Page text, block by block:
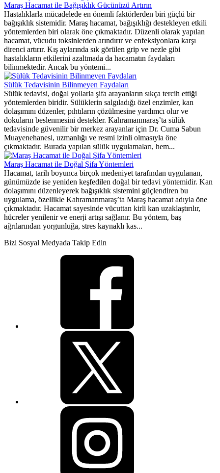
Maraş Hacamat ile Bağışıklık Gücünüzü Artırın
Hastalıklarla mücadelede en önemli faktörlerden biri güçlü bir
bağışıklık sistemidir. Maraş hacamat, bağışıklığı destekleyen etkili
yöntemlerden biri olarak öne çıkmaktadır. Düzenli olarak yapılan
hacamat, vücudu toksinlerden arındırır ve enfeksiyonlara karşı
direnci artırır. Kış aylarında sık görülen grip ve nezle gibi
hastalıkların etkilerini azaltmada da hacamatın faydaları
bilinmektedir. Ancak bu yöntemi...
Sülük Tedavisinin Bilinmeyen Faydaları
Sülük tedavisi, doğal yollarla şifa arayanların sıkça tercih ettiği
yöntemlerden biridir. Sülüklerin salgıladığı özel enzimler, kan
dolaşımını düzenler, pıhtıların çözülmesine yardımcı olur ve
dokuların beslenmesini destekler. Kahramanmaraş’ta sülük
tedavisinde güvenilir bir merkez arayanlar için Dr. Cuma Sabun
Muayenehanesi, uzmanlığı ve resmi izinli olmasıyla öne
çıkmaktadır. Burada yapılan sülük uygulamaları, hem...
Maraş Hacamat ile Doğal Şifa Yöntemleri
Hacamat, tarih boyunca birçok medeniyet tarafından uygulanan,
günümüzde ise yeniden keşfedilen doğal bir tedavi yöntemidir. Kan
dolaşımını düzenleyerek bağışıklık sistemini güçlendiren bu
uygulama, özellikle Kahramanmaraş’ta Maraş hacamat adıyla öne
çıkmaktadır. Hacamat sayesinde vücuttan kirli kan uzaklaştırılır,
hücreler yenilenir ve enerji artışı sağlanır. Bu yöntem, baş
ağrılarından yorgunluğa, stres kaynaklı kas...
Bizi Sosyal Medyada Takip Edin